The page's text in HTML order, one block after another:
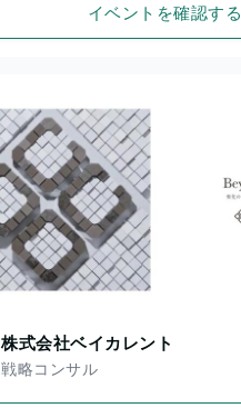
イベントを確認する
株式会社ベイカレント
戦略コンサル